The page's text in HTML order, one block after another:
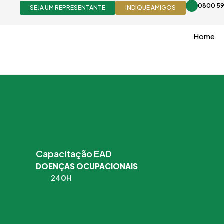
SEJA UM REPRESENTANTE INDIQUE AMIGOS 0800
Home
Capacitação EAD
DOENÇAS OCUPACIONAIS
240H